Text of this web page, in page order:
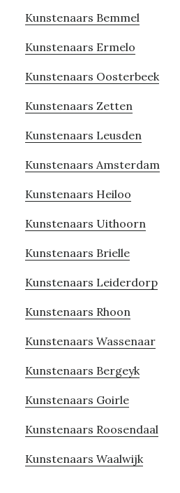
Kunstenaars Bemmel
Kunstenaars Ermelo
Kunstenaars Oosterbeek
Kunstenaars Zetten
Kunstenaars Leusden
Kunstenaars Amsterdam
Kunstenaars Heiloo
Kunstenaars Uithoorn
Kunstenaars Brielle
Kunstenaars Leiderdorp
Kunstenaars Rhoon
Kunstenaars Wassenaar
Kunstenaars Bergeyk
Kunstenaars Goirle
Kunstenaars Roosendaal
Kunstenaars Waalwijk